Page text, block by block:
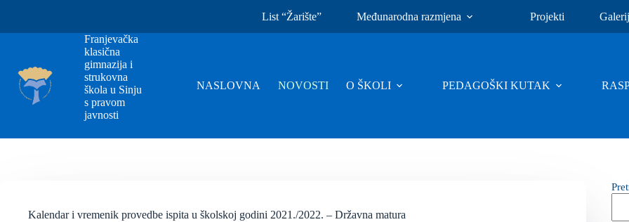
List “Žarište” Međunarodna razmjena Projekti
Franjevačka
klasična
gimnazija i
strukovna
škola u Sinju
s pravom
javnosti
NASLOVNA NOVOSTI O ŠKOLI PEDAGOŠKI KUTAK
Kalendar i vremenik provedbe ispita u školskoj godini 2021./2022. – Državna matura